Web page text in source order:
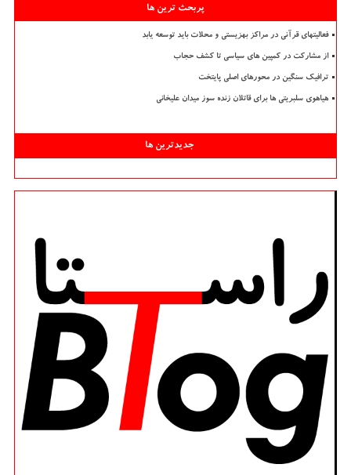
پربحث ترین ها
فعالیتهای قرآنی در مراکز بهزیستی و محلات باید توسعه یابد
از مشارکت در کمپین های سیاسی تا کشف حجاب
ترافیک سنگین در محورهای اصلی پایتخت
هیاهوی سلبریتی ها برای قاتلان زنده سوز میدان علیخانی
جدیدترین ها